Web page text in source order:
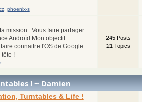
, phoenix-s
mission : Vous faire partager
Androïd Mon objectif :
connaitre l'OS de Google
!
245 Posts
21 Topics
! ~Damien
Turntables & Life !